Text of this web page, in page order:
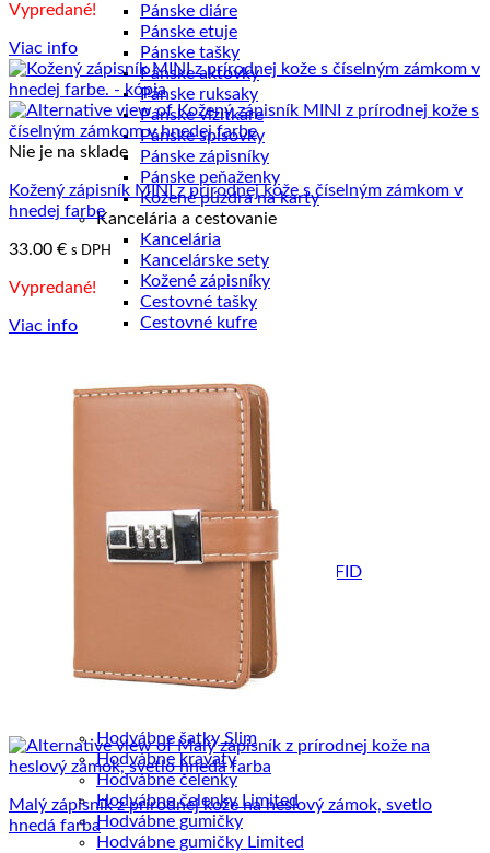
Pánske diáre
Pánske etuje
Pánske tašky
Pánske aktovky
Pánske ruksaky
Pánske vizitkáre
Pánske spisovky
Pánske zápisníky
Pánske peňaženky
Kožené púzdra na karty
Kancelária a cestovanie
Kancelária
Kancelárske sety
Kožené zápisníky
Cestovné tašky
Cestovné kufre
Púzdra na obleky
Tašky na notebook
Textilné výrobky
Textilné ruksaky
Pletené kožené výrobky
Pletené kabelky
Kožené peňaženky RFID
Inteligentné púzdra RFID
Kožené púzdra na karty RFID
Maľované púzdra
Maľované kabelky
Maľované peňaženky
Maľované Office sety
HODVÁB A VLNA
Hodvábne šatky Slim
Hodvábne kravaty
Hodvábne čelenky
Hodvábne čelenky Limited
Hodvábne gumičky
Hodvábne gumičky Limited
Vypredané!
Viac info
Nie je na sklade
Kožený zápisník MINI z prírodnej kože s číselným zámkom v
hnedej farbe
33.00 € s DPH
Vypredané!
Viac info
Malý zápisník z prírodnej kože na heslový zámok, svetlo
hnedá farba